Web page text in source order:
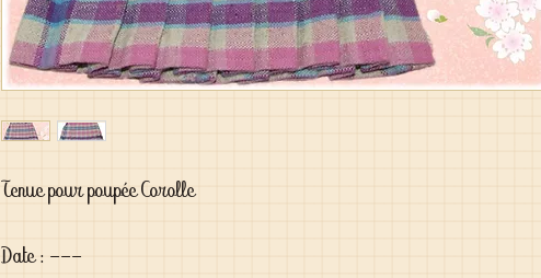
Tenue pour poupée Corolle
Date : ---